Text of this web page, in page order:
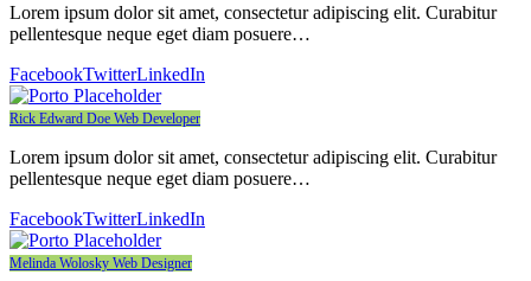
Lorem ipsum dolor sit amet, consectetur adipiscing elit. Curabitur
pellentesque neque eget diam posuere…
FacebookTwitterLinkedIn
Rick Edward Doe Web Developer
Lorem ipsum dolor sit amet, consectetur adipiscing elit. Curabitur
pellentesque neque eget diam posuere…
FacebookTwitterLinkedIn
Melinda Wolosky Web Designer